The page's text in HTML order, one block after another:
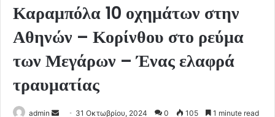
Καραμπόλα 10 οχημάτων στην
Αθηνών – Κορίνθου στο ρεύμα
των Μεγάρων – Ένας ελαφρά
τραυματίας
admin
Send 31 Οκτωβρίου, 2024 0 105 1 minute read